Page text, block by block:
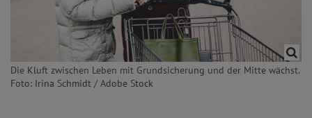
Die Kluft zwischen Leben mit Grundsicherung und der Mitte wächst.
Foto: Irina Schmidt / Adobe Stock